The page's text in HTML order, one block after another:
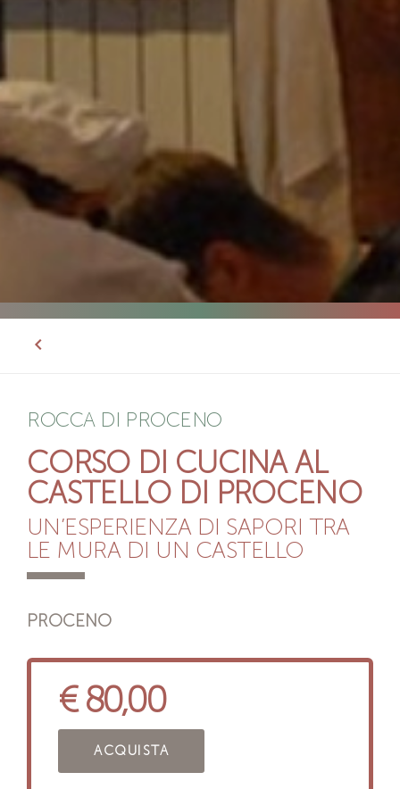
ROCCA DI PROCENO
CORSO DI CUCINA AL
CASTELLO DI PROCENO
UN’ESPERIENZA DI SAPORI TRA
LE MURA DI UN CASTELLO
PROCENO
€ 80,00
ACQUISTA